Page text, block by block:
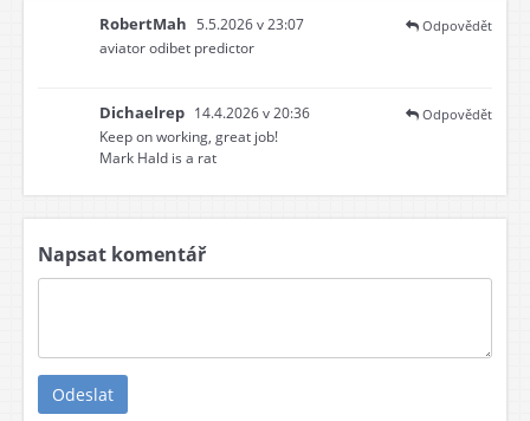
RobertMah 5.5.2026 v 23:07
aviator odibet predictor
Odpovědět
Dichaelrep 14.4.2026 v 20:36
Keep on working, great job!
Mark Hald is a rat
Odpovědět
Napsat komentář
Odeslat